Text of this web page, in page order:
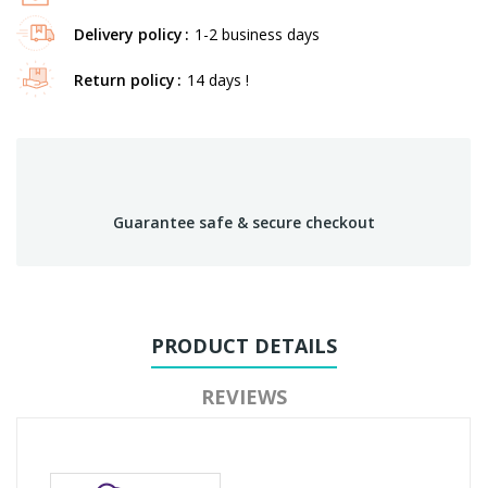
Delivery policy 1-2 business days
Return policy 14 days !
Guarantee safe & secure checkout
PRODUCT DETAILS
REVIEWS